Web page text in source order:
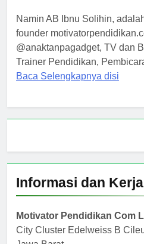
Namin AB Ibnu Solihin,
founder
@anaktanpagadget, TV dan
Trainer Pendidikan,
Baca Selengkapnya disi
Informasi dan
Motivator Pendidikan Com
City Cluster Edelweiss B